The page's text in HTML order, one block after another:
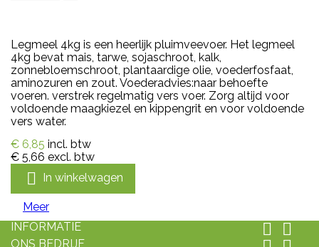
Legmeel 4kg is een heerlijk pluimveevoer. Het legmeel
4kg bevat mais, tarwe, sojaschroot, kalk,
zonnebloemschroot, plantaardige olie, voederfosfaat,
aminozuren en zout. Voederadvies:naar behoefte
voeren. verstrek regelmatig vers voer. Zorg altijd voor
voldoende maagkiezel en kippengrit en voor voldoende
vers water.
€ 6,85 incl. btw
€ 5,66 excl. btw
 In winkelwagen
Meer
INFORMATIE
 
ONS BEDRIJF